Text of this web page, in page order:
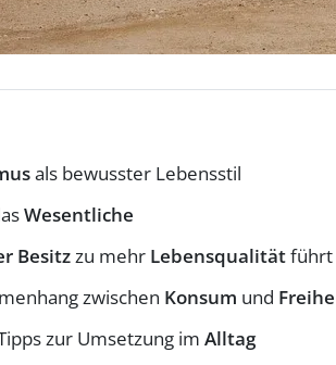
als bewusster Lebensstil
Wesentliche
Besitzzu mehr Lebensqualitätführt
zwischen Konsum und
zur Umsetzung im Alltag